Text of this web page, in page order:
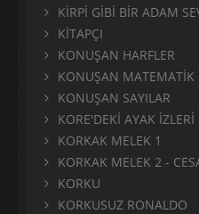
KİRPİ GİBİ BİR ADAM
KİTAPÇI
KONUŞAN HARFLER
KONUŞAN MATEMATİK
KONUŞAN SAYILAR
KORE'DEKİ AYAK İZLERİ
KORKAK MELEK 1
KORKAK MELEK 2 -
KORKU
KORKUSUZ RONALDO